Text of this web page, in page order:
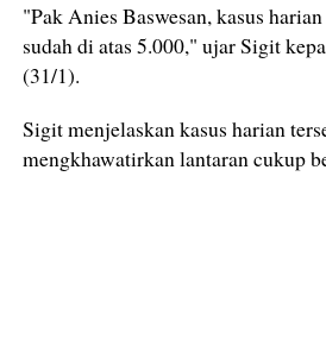
"Pak Anies Baswesan, kasus
sudah di atas 5.000," ujar Sigit
(31/1).
Sigit menjelaskan kasus harian
mengkhawatirkan lantaran cukup